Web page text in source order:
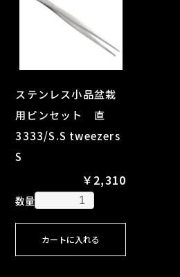
ステンレス小品盆栽
用ピンセット 直
3333/S.S tweezers
S
￥2,310
数量
カートに入れる